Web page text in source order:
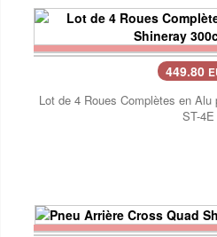
449.80
Lot de 4 Roues Complètes en
ST-4E